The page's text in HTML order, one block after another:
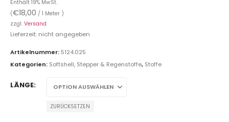
Enthält 19% MwSt.
(€18,00 / 1 Meter )
zzgl. Versand
Lieferzeit: nicht angegeben
Artikelnummer: 5124.025
Kategorien: Softshell, Stepper & Regenstoffe, Stoffe
LÄNGE
ZURÜCKSETZEN